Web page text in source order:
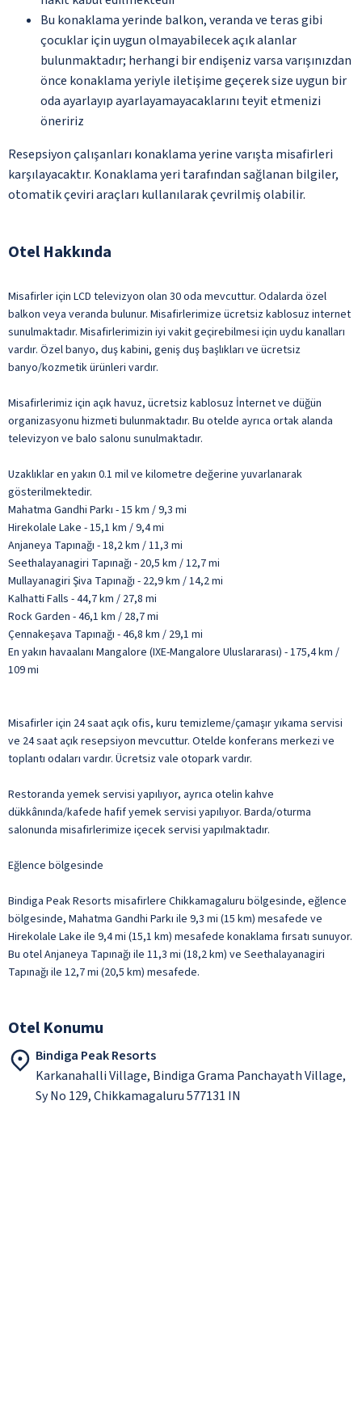
Bu konaklama yerinde balkon, veranda ve teras gibi
çocuklar için uygun olmayabilecek açık alanlar
bulunmaktadır; herhangi bir endişeniz varsa varışınızdan
önce konaklama yeriyle iletişime geçerek size uygun bir
oda ayarlayıp ayarlayamayacaklarını teyit etmenizi
öneririz
Resepsiyon çalışanları konaklama yerine varışta misafirleri
karşılayacaktır. Konaklama yeri tarafından sağlanan bilgiler,
otomatik çeviri araçları kullanılarak çevrilmiş olabilir.
Otel Hakkında
Misafirler için LCD televizyon olan 30 oda mevcuttur. Odalarda özel
balkon veya veranda bulunur. Misafirlerimize ücretsiz kablosuz internet
sunulmaktadır. Misafirlerimizin iyi vakit geçirebilmesi için uydu kanalları
vardır. Özel banyo, duş kabini, geniş duş başlıkları ve ücretsiz
banyo/kozmetik ürünleri vardır.
Misafirlerimiz için açık havuz, ücretsiz kablosuz İnternet ve düğün
organizasyonu hizmeti bulunmaktadır. Bu otelde ayrıca ortak alanda
televizyon ve balo salonu sunulmaktadır.
Uzaklıklar en yakın 0.1 mil ve kilometre değerine yuvarlanarak
gösterilmektedir.
Mahatma Gandhi Parkı - 15 km / 9,3 mi
Hirekolale Lake - 15,1 km / 9,4 mi
Anjaneya Tapınağı - 18,2 km / 11,3 mi
Seethalayanagiri Tapınağı - 20,5 km / 12,7 mi
Mullayanagiri Şiva Tapınağı - 22,9 km / 14,2 mi
Kalhatti Falls - 44,7 km / 27,8 mi
Rock Garden - 46,1 km / 28,7 mi
Çennakeşava Tapınağı - 46,8 km / 29,1 mi
En yakın havaalanı Mangalore (IXE-Mangalore Uluslararası) - 175,4 km /
109 mi
Misafirler için 24 saat açık ofis, kuru temizleme/çamaşır yıkama servisi
ve 24 saat açık resepsiyon mevcuttur. Otelde konferans merkezi ve
toplantı odaları vardır. Ücretsiz vale otopark vardır.
Restoranda yemek servisi yapılıyor, ayrıca otelin kahve
dükkânında/kafede hafif yemek servisi yapılıyor. Barda/oturma
salonunda misafirlerimize içecek servisi yapılmaktadır.
Eğlence bölgesinde
Bindiga Peak Resorts misafirlere Chikkamagaluru bölgesinde, eğlence
bölgesinde, Mahatma Gandhi Parkı ile 9,3 mi (15 km) mesafede ve
Hirekolale Lake ile 9,4 mi (15,1 km) mesafede konaklama fırsatı sunuyor.
Bu otel Anjaneya Tapınağı ile 11,3 mi (18,2 km) ve Seethalayanagiri
Tapınağı ile 12,7 mi (20,5 km) mesafede.
Otel Konumu
Bindiga Peak Resorts
Karkanahalli Village, Bindiga Grama Panchayath Village,
Sy No 129, Chikkamagaluru 577131 IN